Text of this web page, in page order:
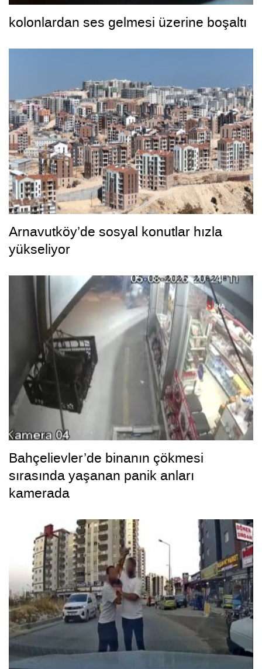
kolonlardan ses gelmesi üzerine boşaltı
Arnavutköy’de sosyal konutlar hızla
yükseliyor
Bahçelievler’de binanın çökmesi
sırasında yaşanan panik anları
kamerada